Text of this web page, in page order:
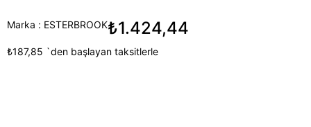
Marka : ESTERBROOK₺1.424,44
₺187,85 `den başlayan taksitlerle